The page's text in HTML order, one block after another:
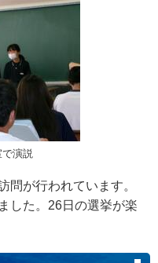
で演説
問が行われています。
した。26日の選挙が楽